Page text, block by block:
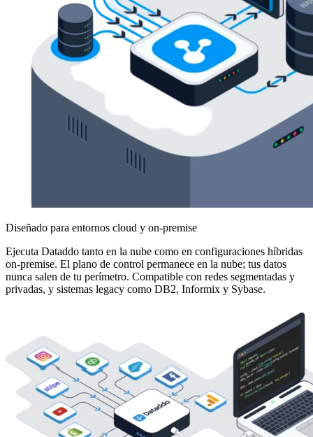
Diseñado para entornos cloud y on-premise
Ejecuta Dataddo tanto en la nube como en configuraciones híbridas
on-premise. El plano de control permanece en la nube; tus datos
nunca salen de tu perímetro. Compatible con redes segmentadas y
privadas, y sistemas legacy como DB2, Informix y Sybase.